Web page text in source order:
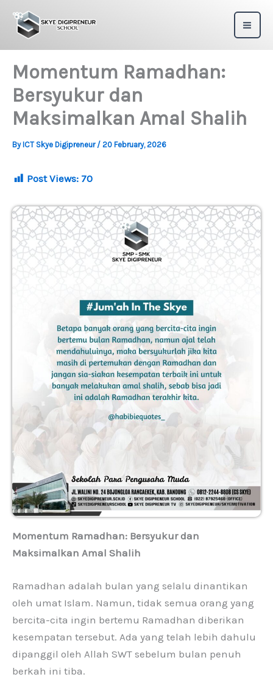
content
Momentum Ramadhan:
Bersyukur dan
Maksimalkan Amal Shalih
By ICT Skye Digipreneur / 20 February, 2026
Post Views: 70
Momentum Ramadhan: Bersyukur dan
Maksimalkan Amal Shalih
Ramadhan adalah bulan yang selalu dinantikan
oleh umat Islam. Namun, tidak semua orang yang
bercita-cita ingin bertemu Ramadhan diberikan
kesempatan tersebut. Ada yang telah lebih dahulu
dipanggil oleh Allah SWT sebelum bulan penuh
berkah ini tiba.